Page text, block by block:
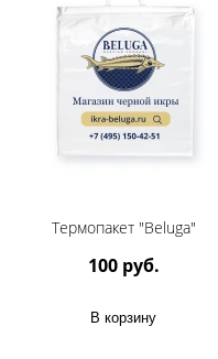
Термопакет "Beluga"
100 руб.
В корзину